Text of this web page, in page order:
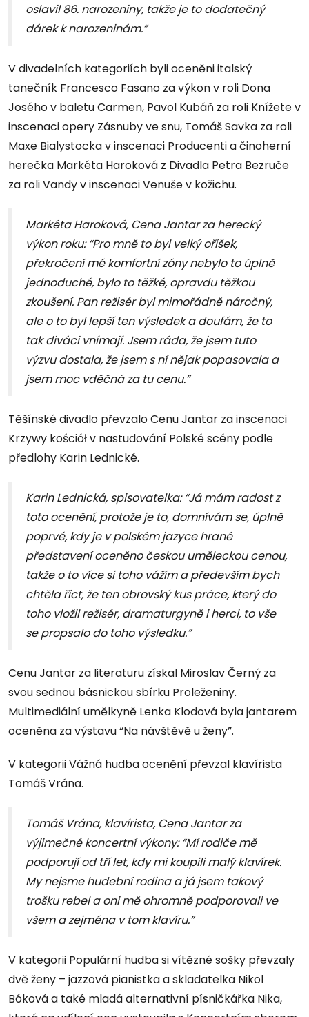
oslavil 86. narozeniny, takže je to dodatečný
dárek k narozeninám.”
V divadelních kategoriích byli oceněni italský
tanečník Francesco Fasano za výkon v roli Dona
Josého v baletu Carmen, Pavol Kubáň za roli Knížete v
inscenaci opery Zásnuby ve snu, Tomáš Savka za roli
Maxe Bialystocka v inscenaci Producenti a činoherní
herečka Markéta Haroková z Divadla Petra Bezruče
za roli Vandy v inscenaci Venuše v kožichu.
Markéta Haroková, Cena Jantar za herecký
výkon roku: “Pro mně to byl velký oříšek,
překročení mé komfortní zóny nebylo to úplně
jednoduché, bylo to těžké, opravdu těžkou
zkoušení. Pan režisér byl mimořádně náročný,
ale o to byl lepší ten výsledek a doufám, že to
tak diváci vnímají. Jsem ráda, že jsem tuto
výzvu dostala, že jsem s ní nějak popasovala a
jsem moc vděčná za tu cenu.”
Těšínské divadlo převzalo Cenu Jantar za inscenaci
Krzywy kościół v nastudování Polské scény podle
předlohy Karin Lednické.
Karin Lednická, spisovatelka: “Já mám radost z
toto ocenění, protože je to, domnívám se, úplně
poprvé, kdy je v polském jazyce hrané
představení oceněno českou uměleckou cenou,
takže o to více si toho vážím a především bych
chtěla říct, že ten obrovský kus práce, který do
toho vložil režisér, dramaturgyně i herci, to vše
se propsalo do toho výsledku.”
Cenu Jantar za literaturu získal Miroslav Černý za
svou sednou básnickou sbírku Proleženiny.
Multimediální umělkyně Lenka Klodová byla jantarem
oceněna za výstavu “Na návštěvě u ženy”.
V kategorii Vážná hudba ocenění převzal klavírista
Tomáš Vrána.
Tomáš Vrána, klavírista, Cena Jantar za
výjimečné koncertní výkony: “Mí rodiče mě
podporují od tří let, kdy mi koupili malý klavírek.
My nejsme hudební rodina a já jsem takový
trošku rebel a oni mě ohromně podporovali ve
všem a zejména v tom klavíru.”
V kategorii Populární hudba si vítězné sošky převzaly
dvě ženy – jazzová pianistka a skladatelka Nikol
Bóková a také mladá alternativní písničkářka Nika,